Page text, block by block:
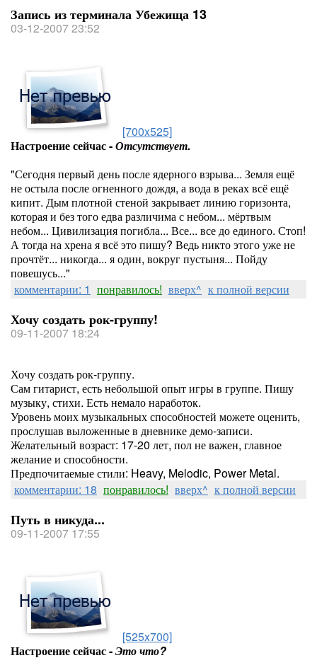
Запись из терминала Убежища 13
03-12-2007 23:52
[700x525]
Настроение сейчас -Отсутствует.
"Сегодня первый день после ядерного взрыва... Земля ещё
не остыла после огненного дождя, а вода в реках всё ещё
кипит. Дым плотной стеной закрывает линию горизонта,
которая и без того едва различима с небом... мёртвым
небом... Цивилизация погибла... Все... все до единого. Стоп!
А тогда на хрена я всё это пишу? Ведь никто этого уже не
прочтёт... никогда... я один, вокруг пустыня... Пойду
повешусь..."
комментарии: 1 понравилось! вверх^ к полной версии
Хочу создать рок-группу!
09-11-2007 18:24
Хочу создать рок-группу.
Сам гитарист, есть небольшой опыт игры в группе. Пишу
музыку, стихи. Есть немало наработок.
Уровень моих музыкальных способностей можете оценить,
прослушав выложенные в дневнике демо-записи.
Желательный возраст: 17-20 лет, пол не важен, главное
желание и способности.
Предпочитаемые стили: Heavy, Melodic, Power Metal.
комментарии: 18 понравилось! вверх^ к полной версии
Путь в никуда...
09-11-2007 17:55
[525x700]
Настроение сейчас -Это что?